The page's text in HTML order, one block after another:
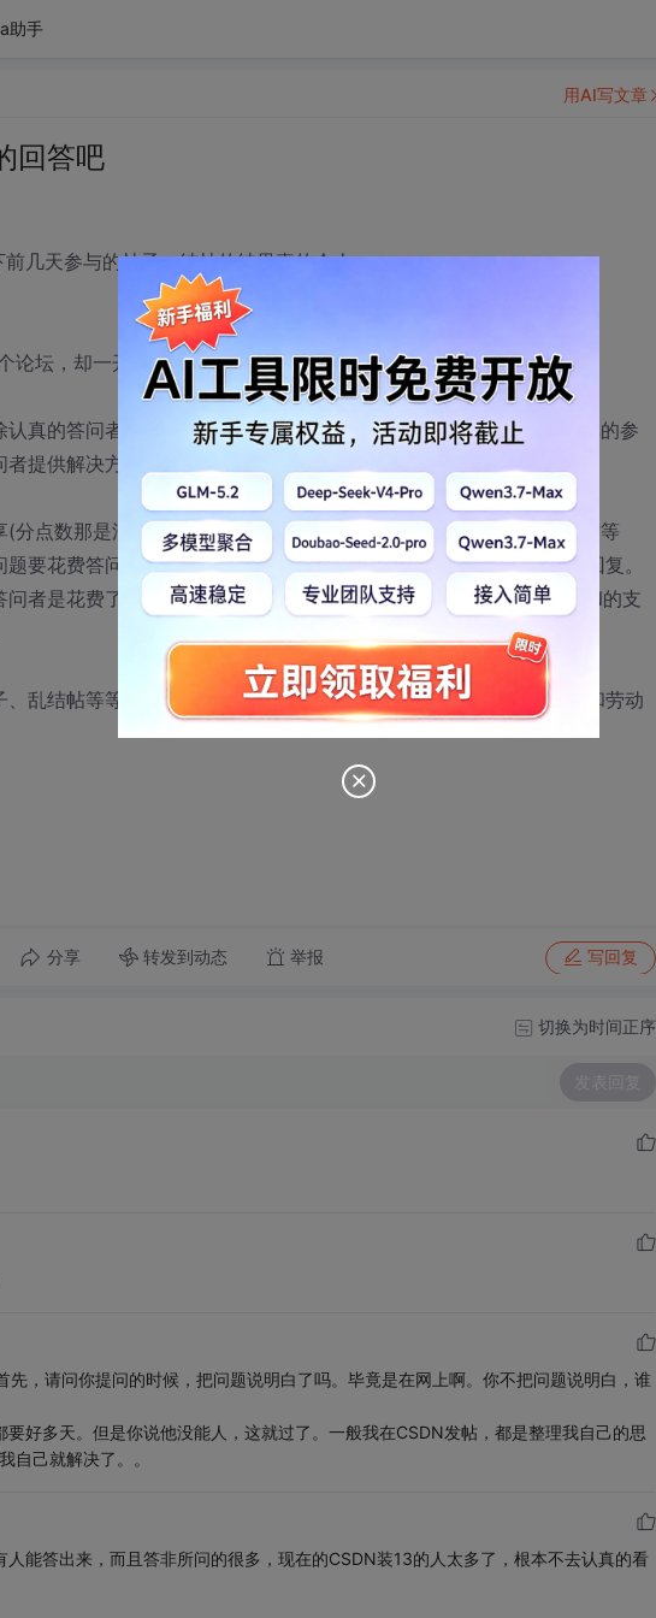
助手
回答吧
几天参与的帖子，结帖的结果真的令人......。
论坛，却一开始碰到这种情况)。
真的答问者为了分点数来跟帖(有些操作要积分啊)，但他们都是认真的参
提供解决方法，来尽力的帮助他人。
分点数那是浮云)漠视和无视：撤销问题，不结帖，删除帖子、乱结帖等
要花费答问者大量的时间和精力来组织、查询、验证等，最后给出回复。
者是花费了自己的生命、金钱来给出答案，给出帮助，这是对CSDN的支
乱结帖等等，甚至用积分来娱乐的帖主们，请尊重下跟帖人的知识和劳动
分享 转发到动态 举报 写回复
用AI写文章
切换为时间正序
发表回复
，请问你提问的时候，把问题说明白了吗。毕竟是在网上啊。你不把问题说明白，谁
好多天。但是你说他没能人，这就过了。一般我在CSDN发帖，都是整理我自己的思
自己就解决了。。
能答出来，而且答非所问的很多，现在的CSDN装13的人太多了，根本不去认真的看